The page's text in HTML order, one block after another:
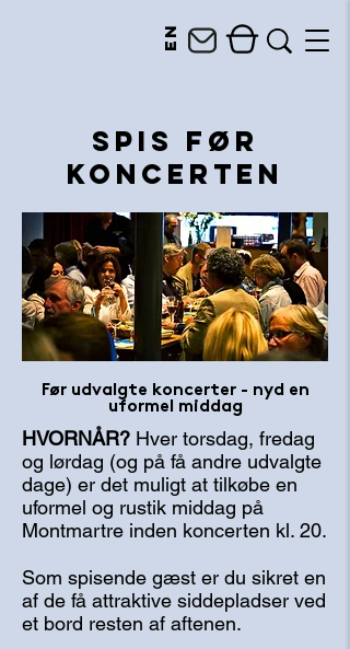
en
SPIS FØR
KONCERTEN
Før udvalgte koncerter - nyd en
uformel middag
HVORNÅR? Hver torsdag, fredag
og lørdag (og på få andre udvalgte
dage) er det muligt at tilkøbe en
uformel og rustik middag på
Montmartre inden koncerten kl. 20.
Som spisende gæst er du sikret en
af de få attraktive siddepladser ved
et bord resten af aftenen.